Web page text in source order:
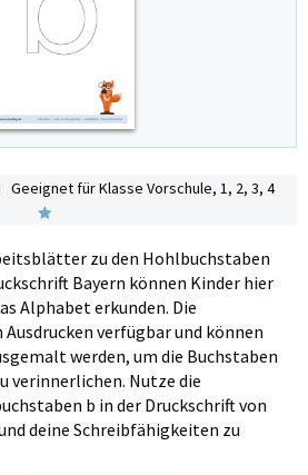
für Klasse Vorschule, 1, 2, 3, 4
zu den Hohlbuchstaben
Bayern können Kinder hier
Alphabet erkunden. Die
verfügbar und können
werden, um die Buchstaben
verinnerlichen. Nutze die
b in der Druckschrift von
deine Schreibfähigkeiten zu